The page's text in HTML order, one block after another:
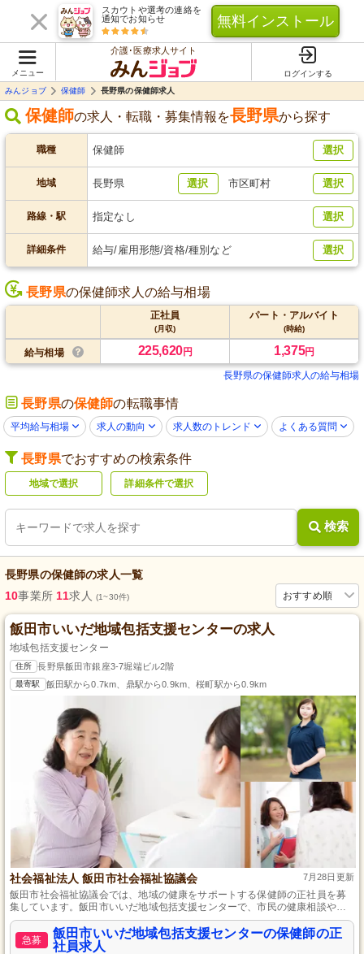
スカウトや選考の連絡を
通知でお知らせ
無料インストール
メニュー
介護･医療求人サイト
ログインする
みんジョブ
保健師 長野県の保健師求人
保健師の求人・転職・募集情報を長野県から探す
職種 保健師 選択
地域 長野県 選択 市区町村 選択
路線・駅 指定なし 選択
詳細条件 給与/雇用形態/資格/種別など 選択
長野県の保健師求人の給与相場
正社員
(月収)
パート・アルバイト
(時給)
給与相場 225,620円 1,375円
長野県の保健師求人の給与相場
長野県の保健師の転職事情
平均給与相場 求人の動向 求人数のトレンド よくある質問
長野県でおすすめの検索条件
地域で選択 詳細条件で選択
検索
長野県の保健師の求人一覧
おすすめ順
10事業所 11求人 (1~30件)
飯田市いいだ地域包括支援センターの求人
地域包括支援センター
住所 長野県飯田市銀座3-7堀端ビル2階
最寄駅 飯田駅から0.7km、鼎駅から0.9km、桜町駅から0.9km
社会福祉法人 飯田市社会福祉協議会 7月28日更新
飯田市社会福祉協議会では、地域の健康をサポートする保健師の正社員を募
集しています。飯田市いいだ地域包括支援センターで、市民の健康相談や疾
病予防プログラムを担当頂きます。保健師資格と自動車免許（AT限定可）を
お持ちの方は、ぜひご応募ください。地域密着のやりがいある職場で、キャ
リアアップを目指しませんか？スキルアップの機会も豊富です！
急募
飯田市いいだ地域包括支援センターの保健師の正
社員求人